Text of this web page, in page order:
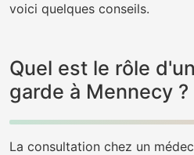
voici quelques conseils.
Quel est le rôle
garde à Mennecy ?
La consultation chez un